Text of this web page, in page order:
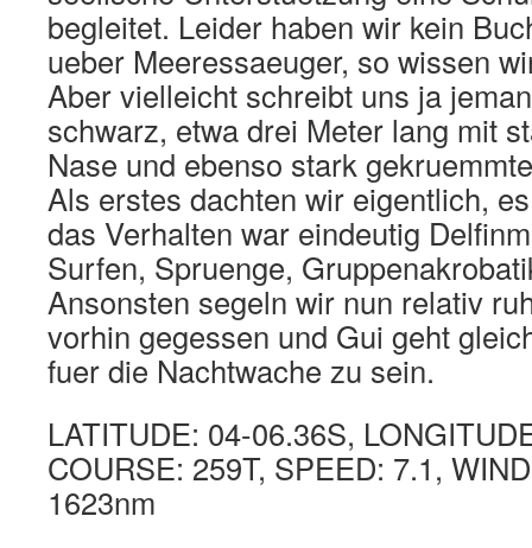
begleitet. Leider haben wir kein
ueber Meeressaeuger, so wissen
Aber vielleicht schreibt uns ja
schwarz, etwa drei Meter lang mit
Nase und ebenso stark
Als erstes dachten wir eigentlich,
das Verhalten war eindeutig
Surfen, Spruenge,
Ansonsten segeln wir nun relativ
vorhin gegessen und Gui geht
fuer die Nachtwache zu sein.
LATITUDE: 04-06.36S,
COURSE: 259T, SPEED: 7.1,
1623nm